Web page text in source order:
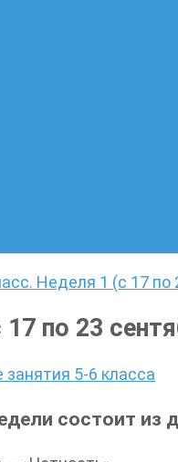
Неделя 1 (с 17 по
по 23
5-6 класса
состоит из